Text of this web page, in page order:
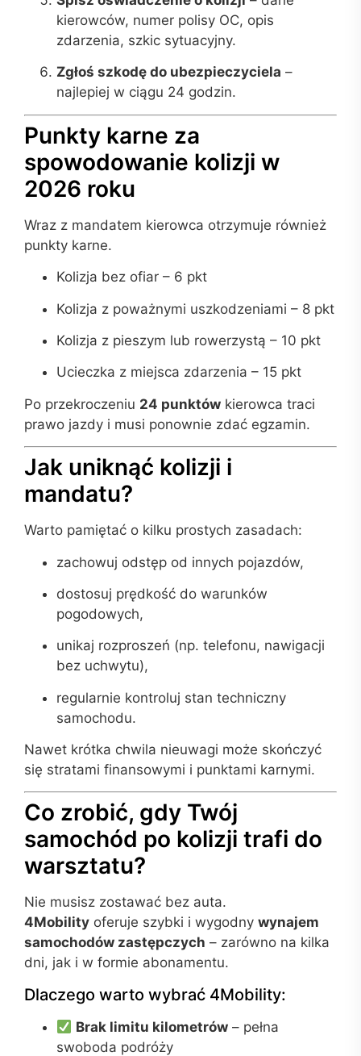
kierowców, numer polisy OC, opis
zdarzenia, szkic sytuacyjny.
Zgłoś szkodę do ubezpieczyciela –
najlepiej w ciągu 24 godzin.
Punkty karne za
spowodowanie kolizji w
2026 roku
Wraz z mandatem kierowca otrzymuje również
punkty karne.
Kolizja bez ofiar – 6 pkt
Kolizja z poważnymi uszkodzeniami – 8 pkt
Kolizja z pieszym lub rowerzystą – 10 pkt
Ucieczka z miejsca zdarzenia – 15 pkt
Po przekroczeniu 24 punktów kierowca traci
prawo jazdy i musi ponownie zdać egzamin.
Jak uniknąć kolizji i
mandatu?
Warto pamiętać o kilku prostych zasadach:
zachowuj odstęp od innych pojazdów,
dostosuj prędkość do warunków
pogodowych,
unikaj rozproszeń (np. telefonu, nawigacji
bez uchwytu),
regularnie kontroluj stan techniczny
samochodu.
Nawet krótka chwila nieuwagi może skończyć
się stratami finansowymi i punktami karnymi.
Co zrobić, gdy Twój
samochód po kolizji trafi do
warsztatu?
Nie musisz zostawać bez auta.
4Mobility oferuje szybki i wygodny wynajem
samochodów zastępczych – zarówno na kilka
dni, jak i w formie abonamentu.
Dlaczego warto wybrać 4Mobility:
Brak limitu kilometrów – pełna
swoboda podróży